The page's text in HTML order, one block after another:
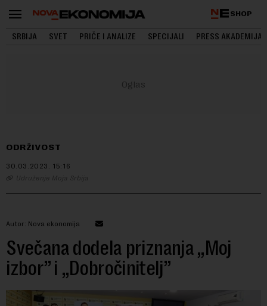
SHOP
SRBIJA SVET PRIČE I ANALIZE SPECIJALI PRESS AKADEMIJA
ODRŽIVOST
30.03.2023. 15:16
Udruženje Moja Srbija
Autor: Nova ekonomija
Svečana dodela priznanja „Moj
izbor” i „Dobročinitelj”